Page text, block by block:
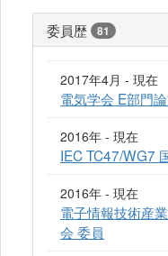
委員歴 81
2017年4月 - 現在
電気学会 E部門
2016年 - 現在
IEC TC47/WG7
2016年 - 現在
電子情報技術産
会 委員